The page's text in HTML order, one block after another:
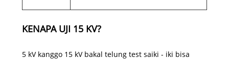
KENAPA UJI 15 KV?
5 kV kanggo 15 kV bakal telung test saiki - iki bisa